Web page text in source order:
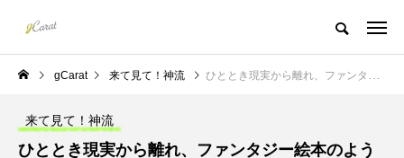
gCarat 来て見て！神流 ひととき現実から離れ、ファンタジー絵本のような世界へ。（銀河の森）
来て見て！神流
ひととき現実から離れ、ファンタジー絵本のよう